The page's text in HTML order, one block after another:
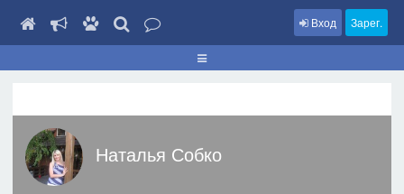
Вход Зарег.
Наталья Собко